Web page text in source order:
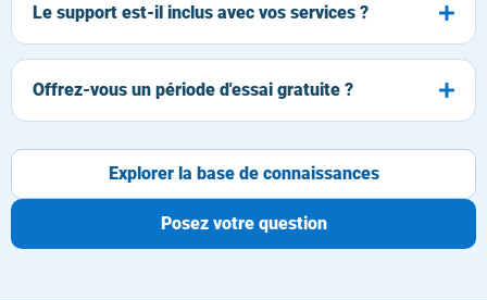
Le support est-il inclus avec vos services ?
Offrez-vous un période d'essai gratuite ?
Explorer la base de connaissances
Posez votre question